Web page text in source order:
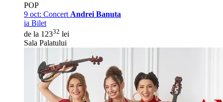
POP
9 oct: Concert Andrei Banuta
ia Bilet
de la 12332 lei
Sala Palatului